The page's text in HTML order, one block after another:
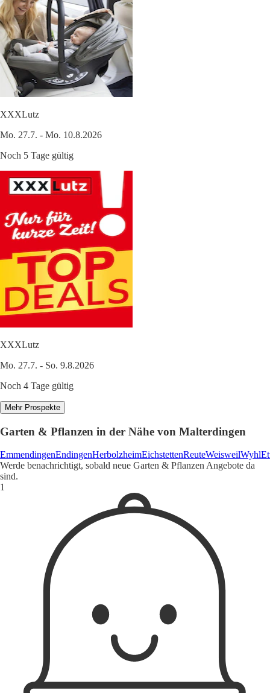
XXXLutz
Mo. 27.7. - Mo. 10.8.2026
Noch 5 Tage gültig
XXXLutz
Mo. 27.7. - So. 9.8.2026
Noch 4 Tage gültig
Mehr Prospekte
Garten & Pflanzen in der Nähe von Malterdingen
EmmendingenEndingenHerbolzheimEichstettenReuteWeisweilWyhl
Werde benachrichtigt, sobald neue Garten & Pflanzen Angebote da
sind.
1